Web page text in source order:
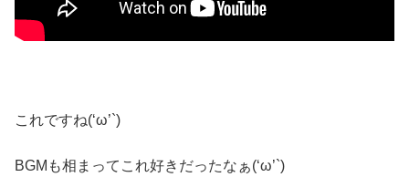
これですね(‘ω’`)
BGMも相まってこれ好きだったなぁ(‘ω’`)